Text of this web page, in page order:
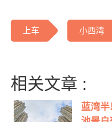
上车 小西湾
相关文章 :
蓝湾